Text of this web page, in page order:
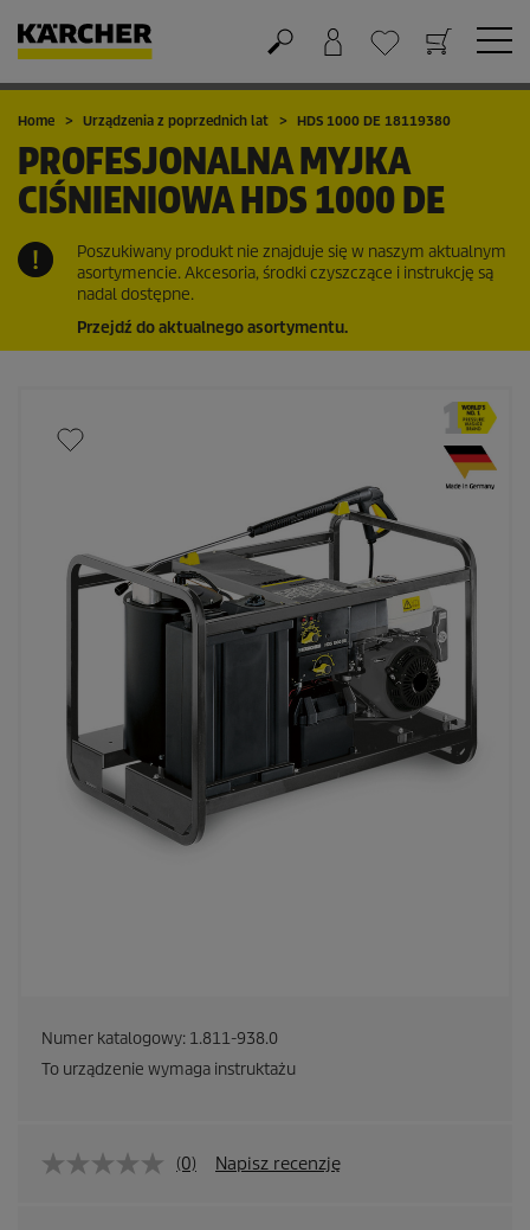
Koszyk
Lista życzeń
Home Urządzenia z poprzednich lat HDS 1000 DE 18119380
PROFESJONALNA MYJKA
CIŚNIENIOWAHDS 1000 DE
Poszukiwany produkt nie znajduje się w naszym aktualnym
asortymencie. Akcesoria, środki czyszczące i instrukcję są
nadal dostępne.
Przejdź do aktualnego asortymentu.
Numer katalogowy: 1.811-938.0
To urządzenie wymaga instruktażu
(0) Napisz recenzję